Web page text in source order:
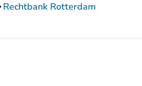
Rechtbank Rotterdam